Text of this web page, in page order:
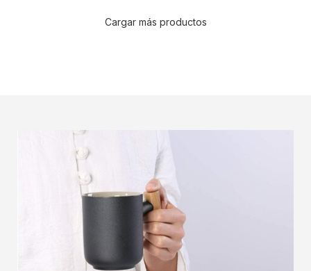
Cargar más productos